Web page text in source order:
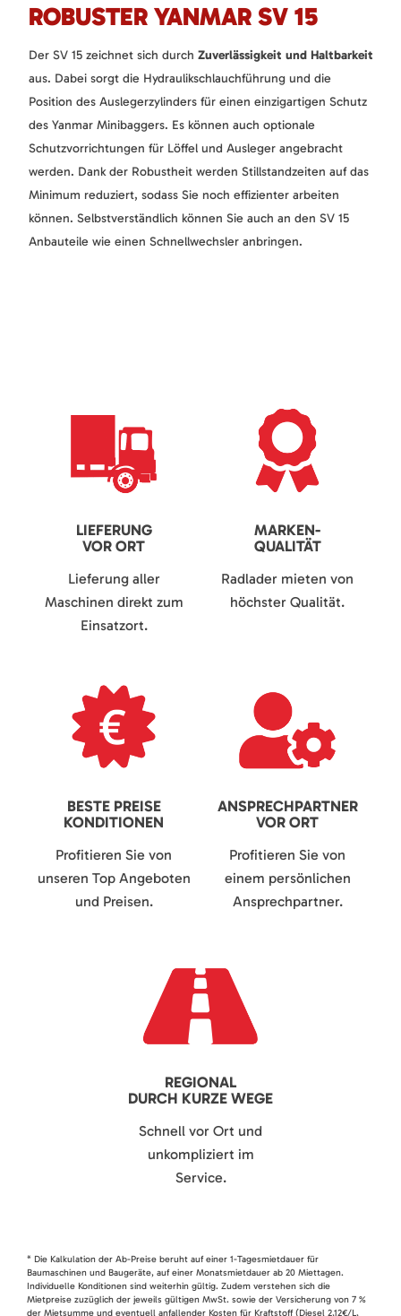
ROBUSTER YANMAR SV 15
Der SV 15 zeichnet sich durch Zuverlässigkeit und Haltbarkeit
aus. Dabei sorgt die Hydraulikschlauchführung und die
Position des Auslegerzylinders für einen einzigartigen Schutz
des Yanmar Minibaggers. Es können auch optionale
Schutzvorrichtungen für Löffel und Ausleger angebracht
werden. Dank der Robustheit werden Stillstandzeiten auf das
Minimum reduziert, sodass Sie noch effizienter arbeiten
können. Selbstverständlich können Sie auch an den SV 15
Anbauteile wie einen Schnellwechsler anbringen.
LIEFERUNG
VOR ORT
Lieferung aller
Maschinen direkt zum
Einsatzort.
MARKEN-
QUALITÄT
Radlader mieten von
höchster Qualität.
BESTE PREISE
KONDITIONEN
Profitieren Sie von
unseren Top Angeboten
und Preisen.
ANSPRECHPARTNER
VOR ORT
Profitieren Sie von
einem persönlichen
Ansprechpartner.
REGIONAL
DURCH KURZE WEGE
Schnell vor Ort und
unkompliziert im
Service.
* Die Kalkulation der Ab-Preise beruht auf einer 1-Tagesmietdauer für
Baumaschinen und Baugeräte, auf einer Monatsmietdauer ab 20 Miettagen.
Individuelle Konditionen sind weiterhin gültig. Zudem verstehen sich die
Mietpreise zuzüglich der jeweils gültigen MwSt. sowie der Versicherung von 7 %
der Mietsumme und eventuell anfallender Kosten für Kraftstoff (Diesel 2,12€/L,